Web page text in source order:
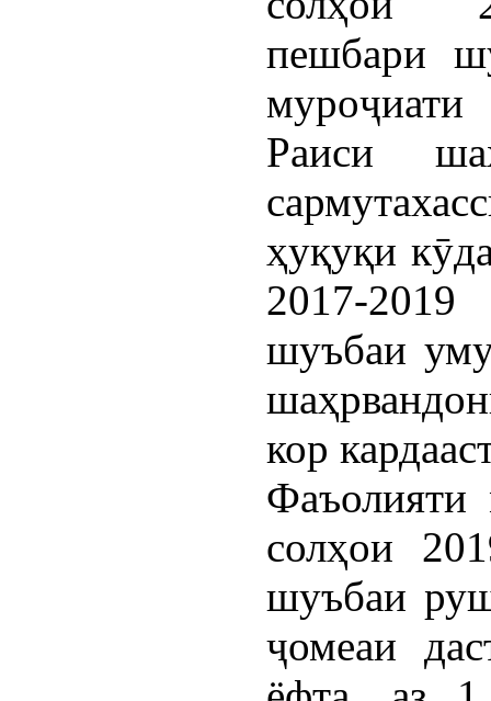
пешбари
Раиси
ҳуқуқи
2017-
шуъбаи
кор
солҳои
шуъбаи
ҷомеаи